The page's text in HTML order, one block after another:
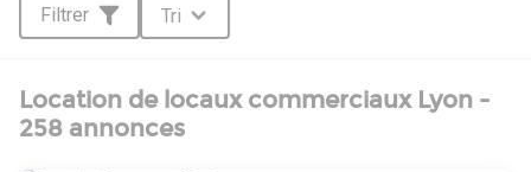
Filtrer Tri
Location de locaux commerciaux Lyon -
258 annonces